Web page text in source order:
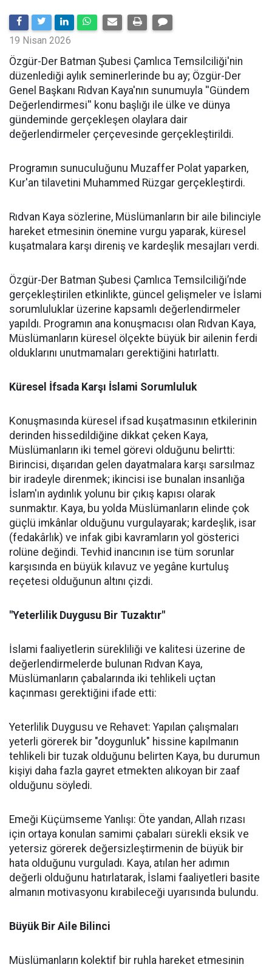
19 Nisan 2026
​Özgür-Der Batman Şubesi Çamlıca Temsilciliği'nin
düzenlediği aylık seminerlerinde bu ay; Özgür-Der
Genel Başkanı Rıdvan Kaya'nın sunumuyla ''Gündem
Değerlendirmesi'' konu başlığı ile ülke ve dünya
gündeminde gerçekleşen olaylara dair
değerlendirmeler çerçevesinde gerçekleştirildi.
Programın sunuculuğunu Muzaffer Polat yaparken,
Kur'an tilavetini Muhammed Rüzgar gerçekleştirdi.
Rıdvan Kaya sözlerine, Müslümanların bir aile bilinciyle
hareket etmesinin önemine vurgu yaparak, küresel
kuşatmalara karşı direniş ve kardeşlik mesajları verdi.
Özgür-Der Batman Şubesi Çamlıca Temsilciliği’nde
gerçekleştirilen etkinlikte, güncel gelişmeler ve İslami
sorumluluklar üzerine kapsamlı değerlendirmeler
yapıldı. Programın ana konuşmacısı olan Rıdvan Kaya,
Müslümanların küresel ölçekte büyük bir ailenin ferdi
olduklarını unutmamaları gerektiğini hatırlattı.
Küresel İfsada Karşı İslami Sorumluluk
Konuşmasında küresel ifsad kuşatmasının etkilerinin
derinden hissedildiğine dikkat çeken Kaya,
Müslümanların iki temel görevi olduğunu belirtti:
Birincisi, dışarıdan gelen dayatmalara karşı sarsılmaz
bir iradeyle direnmek; ikincisi ise bunalan insanlığa
İslam'ın aydınlık yolunu bir çıkış kapısı olarak
sunmaktır. Kaya, bu yolda Müslümanların elinde çok
güçlü imkânlar olduğunu vurgulayarak; kardeşlik, isar
(fedakârlık) ve infak gibi kavramların yol gösterici
rolüne değindi. Tevhid inancının ise tüm sorunlar
karşısında en büyük kılavuz ve yegâne kurtuluş
reçetesi olduğunun altını çizdi.
"Yeterlilik Duygusu Bir Tuzaktır"
İslami faaliyetlerin sürekliliği ve kalitesi üzerine de
değerlendirmelerde bulunan Rıdvan Kaya,
Müslümanların çabalarında iki tehlikeli uçtan
kaçınması gerektiğini ifade etti:
Yeterlilik Duygusu ve Rehavet: Yapılan çalışmaları
yeterli görerek bir "doygunluk" hissine kapılmanın
tehlikeli bir tuzak olduğunu belirten Kaya, bu durumun
kişiyi daha fazla gayret etmekten alıkoyan bir zaaf
olduğunu söyledi.
Emeği Küçümseme Yanlışı: Öte yandan, Allah rızası
için ortaya konulan samimi çabaları sürekli eksik ve
yetersiz görerek değersizleştirmenin de büyük bir
hata olduğunu vurguladı. Kaya, atılan her adımın
değerli olduğunu hatırlatarak, İslami faaliyetleri basite
almanın motivasyonu kırabileceği uyarısında bulundu.
Büyük Bir Aile Bilinci
Müslümanların kolektif bir ruhla hareket etmesinin